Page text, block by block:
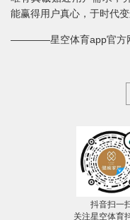
能赢得用户真心，于时代变
————星空体育app官方
抖音扫一
关注星空体育